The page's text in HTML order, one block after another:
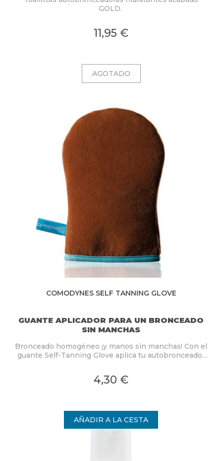
GOLD.
11,95 €
COMODYNES SELF TANNING GLOVE
GUANTE APLICADOR PARA UN BRONCEADO
SIN MANCHAS
Bronceado homogéneo ¡y manos sin manchas! Con el
guante Self-Tanning Glove aplica tu autobronceador
el bronceado de tus sueños.
4,30 €